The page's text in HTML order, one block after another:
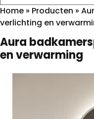
Home » Producten »
verlichting en
Aura
en verwarming